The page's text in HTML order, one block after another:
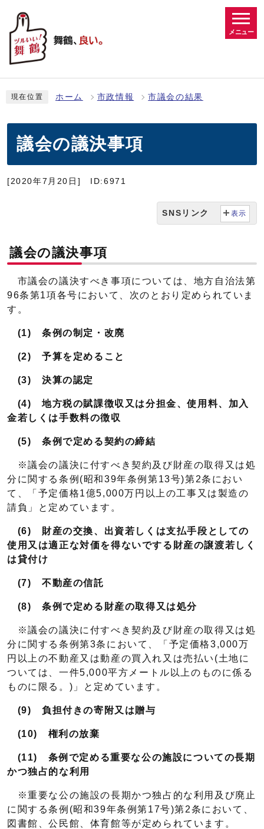
メニュー
現在位置 ホーム 市政情報 市議会の結果
議会の議決事項
[2020年7月20日] ID:6971
SNSリンク 表示
議会の議決事項
市議会の議決すべき事項については、地方自治法第
96条第1項各号において、次のとおり定められていま
す。
(1) 条例の制定・改廃
(2) 予算を定めること
(3) 決算の認定
(4) 地方税の賦課徴収又は分担金、使用料、加入
金若しくは手数料の徴収
(5) 条例で定める契約の締結
※議会の議決に付すべき契約及び財産の取得又は処
分に関する条例(昭和39年条例第13号)第2条におい
て、「予定価格1億5,000万円以上の工事又は製造の
請負」と定めています。
(6) 財産の交換、出資若しくは支払手段としての
使用又は適正な対価を得ないでする財産の譲渡若しく
は貸付け
(7) 不動産の信託
(8) 条例で定める財産の取得又は処分
※議会の議決に付すべき契約及び財産の取得又は処
分に関する条例第3条において、「予定価格3,000万
円以上の不動産又は動産の買入れ又は売払い(土地に
ついては、一件5,000平方メートル以上のものに係る
ものに限る。)」と定めています。
(9) 負担付きの寄附又は贈与
(10) 権利の放棄
(11) 条例で定める重要な公の施設についての長期
かつ独占的な利用
※重要な公の施設の長期かつ独占的な利用及び廃止
に関する条例(昭和39年条例第17号)第2条において、
図書館、公民館、体育館等が定められています。